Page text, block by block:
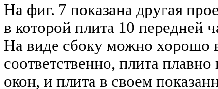
На фиг. 7 показана другая
в которой плита 10 передней
На виде сбоку можно хорошо
соответственно, плита
окон, и плита в своем